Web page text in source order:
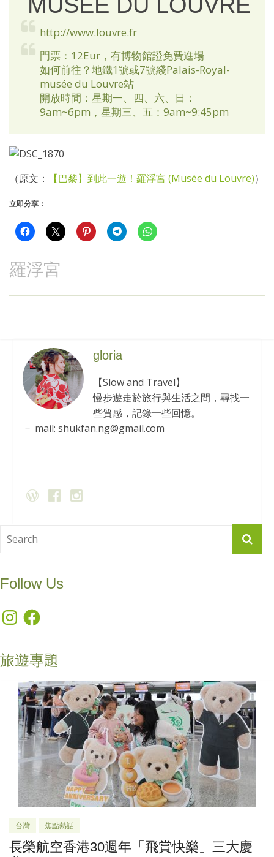
http://www.louvre.fr
門票：12Eur，有博物館證免費進場
如何前往？地鐵1號或7號綫Palais-Royal-
musée du Louvre站
開放時間：星期一、四、六、日：
9am~6pm，星期三、五：9am~9:45pm
（原文： 【巴黎】到此一遊！羅浮宮 (Musée du Louvre)）
立即分享：
羅浮宮
gloria
【Slow and Travel】
慢步遊走於旅行與生活之間，尋找一
些質感，記錄一些回憶。
－ mail: shukfan.ng@gmail.com
Follow Us
InstagramFacebook
旅遊專題
台灣 焦點熱話
長榮航空香港30週年「飛賞快樂」三大慶